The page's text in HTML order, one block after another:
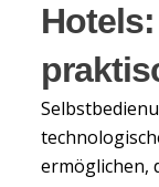
ermöglichen,